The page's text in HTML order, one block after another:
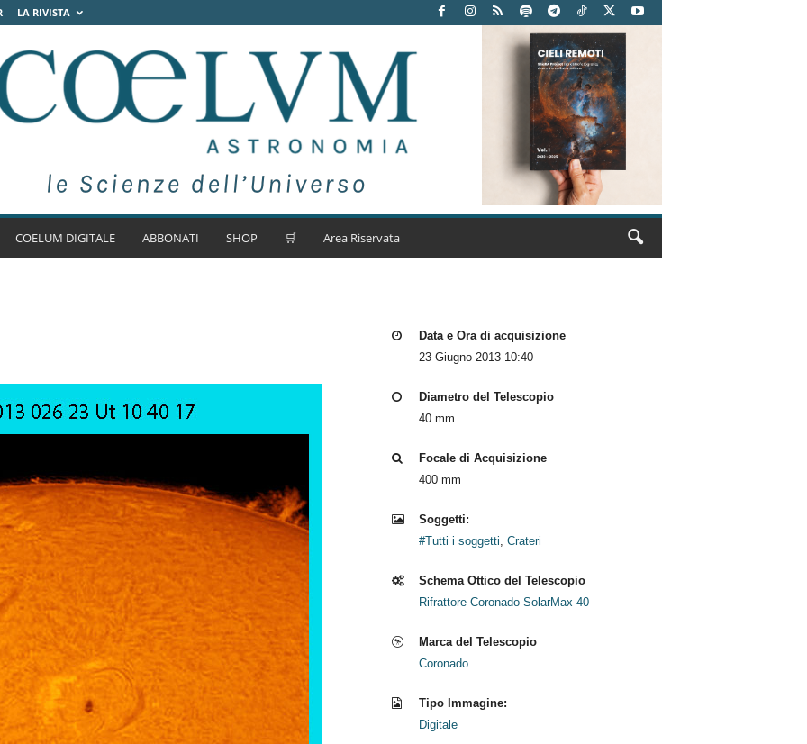
LA RIVISTA
COELUM DIGITALE ABBONATI SHOP 🛒 Area Riservata
Data e Ora di acquisizione
23 Giugno 2013 10:40
Diametro del Telescopio
40 mm
Focale di Acquisizione
400 mm
Soggetti:
#Tutti i soggetti, Crateri
Schema Ottico del Telescopio
Rifrattore Coronado SolarMax 40
Marca del Telescopio
Coronado
Tipo Immagine:
Digitale